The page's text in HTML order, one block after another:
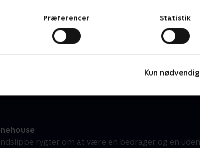
Præferencer Statistik
Kun
rygter om at være en bedrager og en